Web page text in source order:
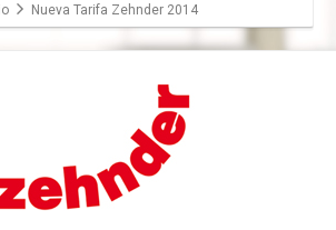
Nueva Tarifa Zehnder 2014